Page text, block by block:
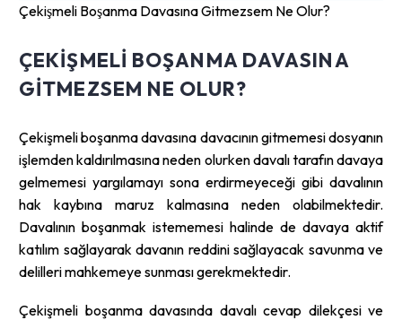
Çekişmeli Boşanma Davasına Gitmezsem Ne Olur?
ÇEKIŞMELI BOŞANMA DAVASINA
GITMEZSEM NE OLUR?
Çekişmeli boşanma davasına davacının gitmemesi dosyanın
işlemden kaldırılmasına neden olurken davalı tarafın davaya
gelmemesi yargılamayı sona erdirmeyeceği gibi davalının
hak kaybına maruz kalmasına neden olabilmektedir.
Davalının boşanmak istememesi halinde de davaya aktif
katılım sağlayarak davanın reddini sağlayacak savunma ve
delilleri mahkemeye sunması gerekmektedir.
Çekişmeli boşanma davasında davalı cevap dilekçesi ve